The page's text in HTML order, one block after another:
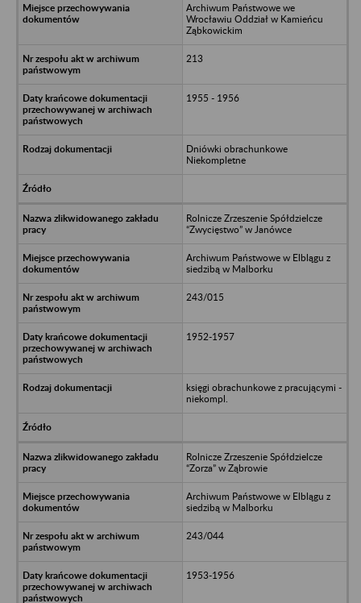
Archiwum Państwowe we
Wrocławiu Oddział w Kamieńcu
Ząbkowickim
213
1955 - 1956
Dniówki obrachunkowe
Niekompletne
Rolnicze Zrzeszenie Spółdzielcze
“Zwycięstwo” w Janówce
Archiwum Państwowe w Elblągu z
siedzibą w Malborku
243/015
1952-1957
księgi obrachunkowe z pracującymi -
niekompl.
Rolnicze Zrzeszenie Spółdzielcze
“Zorza” w Ząbrowie
Archiwum Państwowe w Elblągu z
siedzibą w Malborku
243/044
1953-1956